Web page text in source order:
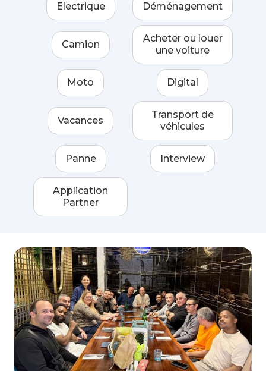
Electrique Déménagement
Camion
Acheter ou louer
une voiture
Moto Digital
Vacances
Transport de
véhicules
Panne Interview
Application
Partner